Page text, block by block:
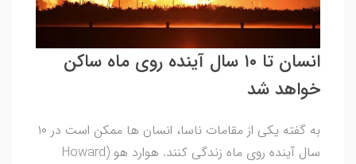
انسان تا ۱۰ سال آینده روی ماه ساکن
خواهد شد
به گفته یکی از مقامات ناسا، انسان ها ممکن است در ۱۰
سال آینده روی ماه زندگی کنند. هوارد هو (Howard